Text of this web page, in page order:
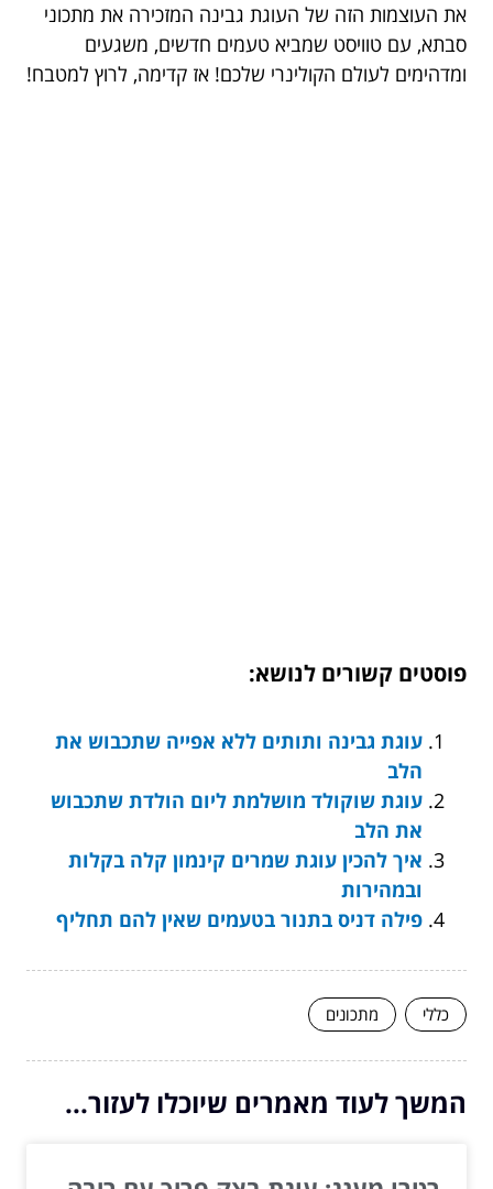
את העוצמות הזה של העוגת גבינה המזכירה את מתכוני
סבתא, עם טוויסט שמביא טעמים חדשים, משגעים
ומדהימים לעולם הקולינרי שלכם! אז קדימה, לרוץ למטבח!
פוסטים קשורים לנושא:
עוגת גבינה ותותים ללא אפייה שתכבוש את
הלב
עוגת שוקולד מושלמת ליום הולדת שתכבוש
את הלב
איך להכין עוגת שמרים קינמון קלה בקלות
ובמהירות
פילה דניס בתנור בטעמים שאין להם תחליף
כללי מתכונים
המשך לעוד מאמרים שיוכלו לעזור...